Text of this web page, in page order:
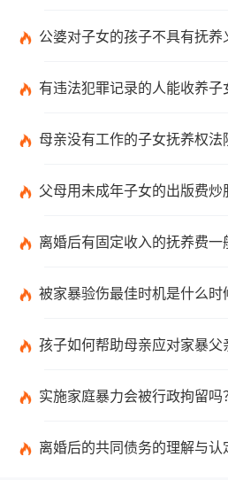
公婆对子女的孩子不具有抚养义务？孩子父母没有抚
有违法犯罪记录的人能收养子女吗？收养的孩
母亲没有工作的子女抚养权法院可能会考虑判给男方吗？可以
父母用未成年子女的出版费炒股赔了需要赔偿孩子钱吗？父母可以处
离婚后有固定收入的抚养费一般是要给多少？尚未独立生活的成年子
被家暴验伤最佳时机是什么时候？家暴方的书面保证或有关录音是家庭
孩子如何帮助母亲应对家暴父亲？家庭暴力的
实施家庭暴力会被行政拘留吗？家庭暴力的表
离婚后的共同债务的理解与认定是什么？夫妻共同债务的